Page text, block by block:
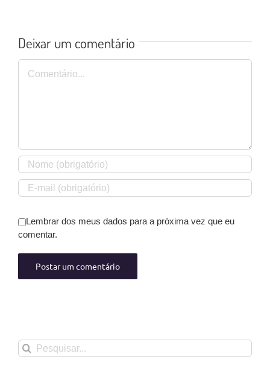
Deixar um comentário
Comentário
Lembrar dos meus dados para a próxima vez que eu
comentar.
Buscar
resultados